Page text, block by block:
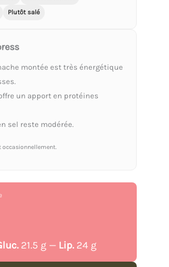
Plutôt salé
montée est très énergétique
un apport en protéines
sel reste modérée.
21.5 g — Lip. 24 g